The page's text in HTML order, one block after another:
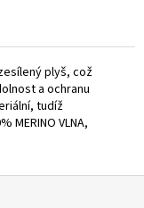
plyš, což
a ochranu
tudíž
MERINO VLNA,